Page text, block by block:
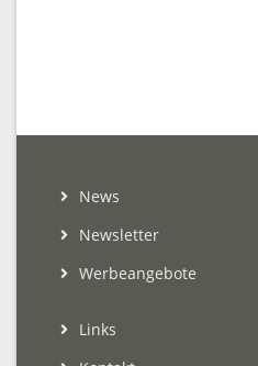
News
Newsletter
Werbeangebote
Links